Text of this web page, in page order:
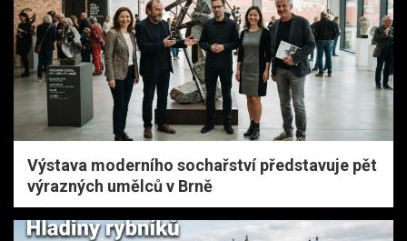
Výstava moderního sochařství představuje pět
výrazných umělců v Brně